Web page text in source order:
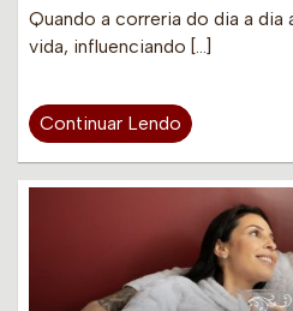
Quando a correria do dia a dia
vida, influenciando […]
Continuar Lendo